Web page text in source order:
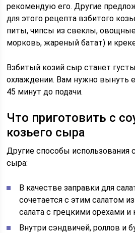
рекомендую его. Другие
для этого рецепта взбитого
питы, чипсы из свеклы,
морковь, жареный батат) и
Взбитый козий сыр станет
охлаждении. Вам нужно вынуть
45 минут до подачи.
Что приготовить с
козьего сыра
Другие способы использования
сыра:
В качестве заправки для
сочетается с этим салатом
салата с грецкими орехами и
Внутри сэндвичей, роллов и